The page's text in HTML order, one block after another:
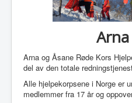
Arna og Åsane Røde Kors
del av den totale
Alle hjelpekorpsene i Norge er
medlemmer fra 17 år og